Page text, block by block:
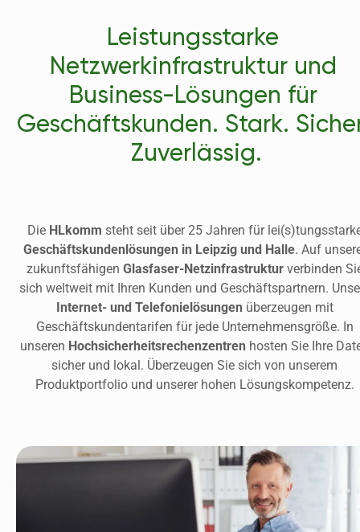
Leistungsstarke
Netzwerkinfrastruktur und
Business-Lösungen für
Geschäftskunden. Stark.
Zuverlässig.
Die HLkomm
Geschäftskundenlösungen in Leipzig und Halle. Auf
zukunftsfähigen Glasfaser-Netzinfrastruktur verbinden
Internet- und Telefonielösungen überzeugen mit
Geschäftskundentarifen für jede Unternehmensgröße. In
unseren Hochsicherheitsrechenzentren hosten Sie Ihre
sicher und lokal. Überzeugen Sie sich von unserem
Produktportfolio und unserer hohen Lösungskompetenz.